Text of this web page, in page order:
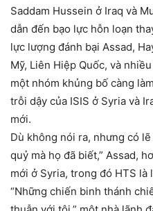
Saddam Hussein ở Iraq và
dẫn đến bạo lực hỗn loạn
lực lượng đánh bại Assad,
Mỹ, Liên Hiệp Quốc, và
một nhóm khủng bố càng
trỗi dậy của ISIS ở Syria và
mới.
Dù không nói ra, nhưng có
quỷ mà họ đã biết,” Assad,
mới ở Syria, trong đó HTS là
“Những chiến binh thánh